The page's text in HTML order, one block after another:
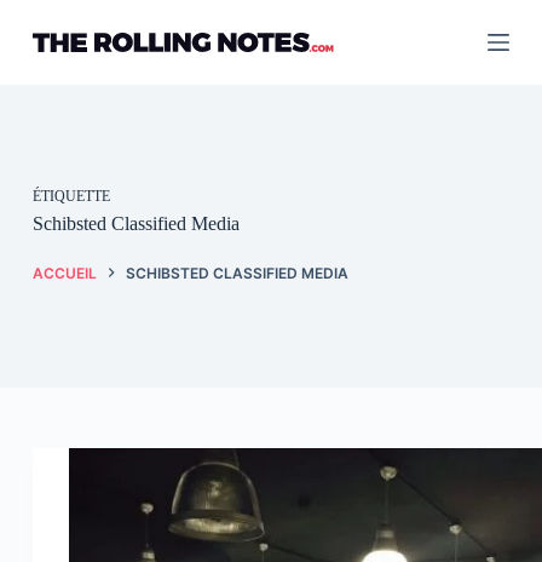
contenu
ÉTIQUETTE
Schibsted Classified Media
ACCUEIL SCHIBSTED CLASSIFIED MEDIA